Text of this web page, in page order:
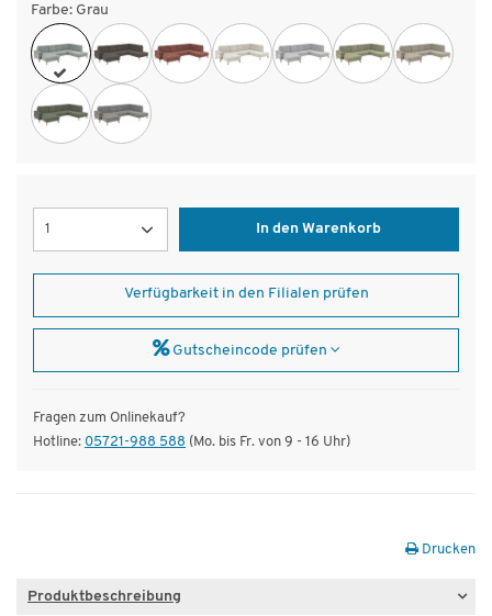
Farbe: Grau
In den Warenkorb
Verfügbarkeit in den Filialen prüfen
Gutscheincode prüfen
Fragen zum Onlinekauf?
Hotline: 05721-988 588 (Mo. bis Fr. von 9 - 16 Uhr)
Drucken
Produktbeschreibung